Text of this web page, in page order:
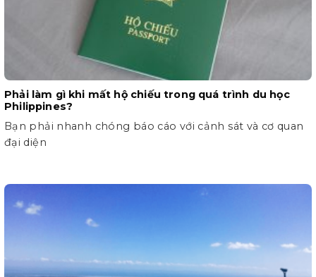
Phải làm gì khi mất hộ chiếu trong quá trình du học
Philippines?
Bạn phải nhanh chóng báo cáo với cảnh sát và cơ quan
đại diện